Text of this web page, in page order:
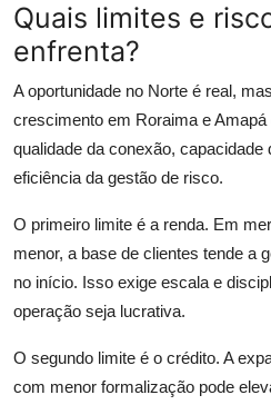
Quais limites e
enfrenta?
A oportunidade no Norte é real,
crescimento em Roraima e
qualidade da conexão, capacidade
eficiência da gestão de risco.
O primeiro limite é a renda. Em
menor, a base de clientes tende a
no início. Isso exige escala e
operação seja lucrativa.
O segundo limite é o crédito. A
com menor formalização pode